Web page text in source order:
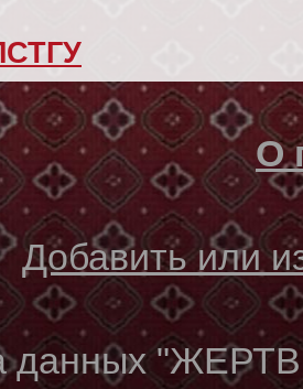
О
Добавить или
данных